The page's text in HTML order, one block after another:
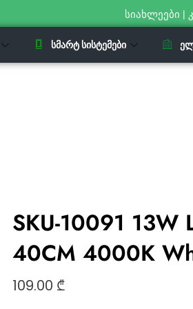
სიახლეები |
ᲡᲛᲐᲠᲢ ᲡᲘᲡᲢᲔᲛᲔᲑᲘ
SKU-10091 13W
40CM 4000K
109.00 ₾